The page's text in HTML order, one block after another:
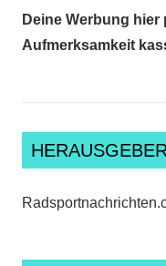
Deine Werbung
Aufmerksamkeit
HERAUSGEBER